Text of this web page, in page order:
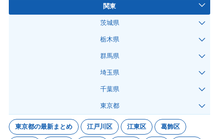
関東
茨城県
栃木県
群馬県
埼玉県
千葉県
東京都
東京都の最新まとめ 江戸川区 江東区 葛飾区